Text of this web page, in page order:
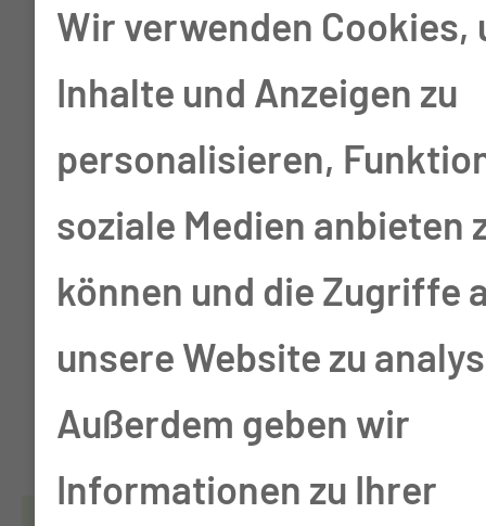
infektiologische Betten
und 2 Betten im
stationären Schlaflabor
12.000
Behandlungen pro Jahr
Wir verwenden Cookies,
Inhalte und Anzeigen zu
personalisieren,
soziale Medien anbieten
können und die Zugriffe
unsere Website zu
Außerdem geben wir
Informationen zu Ihrer